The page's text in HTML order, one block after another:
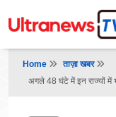
Home
ताज़ा खबर
अगले 48 घंटे में इन राज्यों में